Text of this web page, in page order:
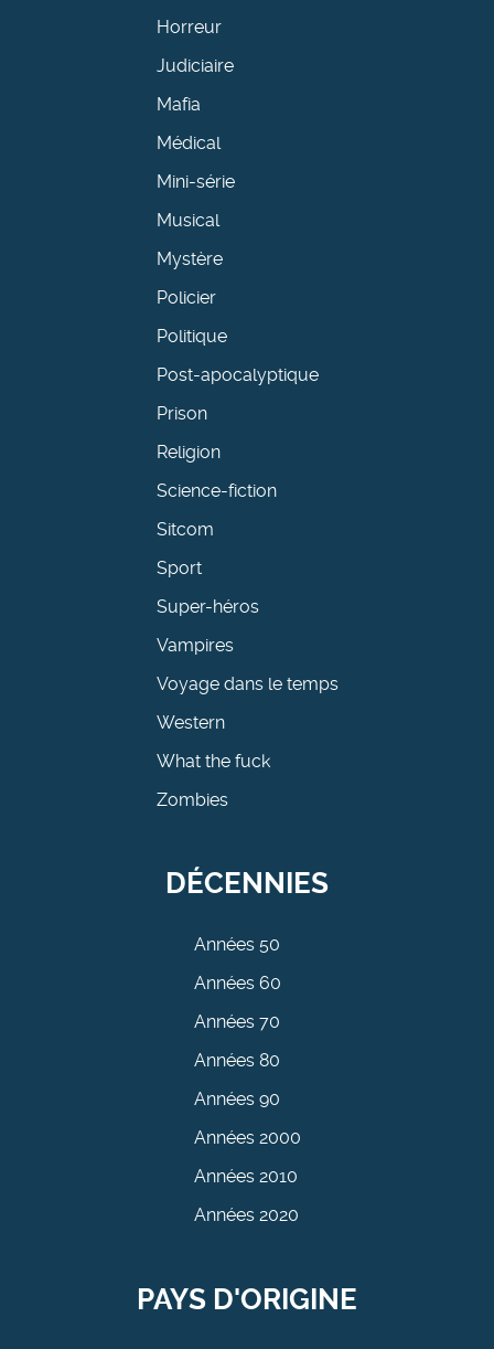
Horreur
Judiciaire
Mafia
Médical
Mini-série
Musical
Mystère
Policier
Politique
Post-apocalyptique
Prison
Religion
Science-fiction
Sitcom
Sport
Super-héros
Vampires
Voyage dans le temps
Western
What the fuck
Zombies
DÉCENNIES
Années 50
Années 60
Années 70
Années 80
Années 90
Années 2000
Années 2010
Années 2020
PAYS D'ORIGINE